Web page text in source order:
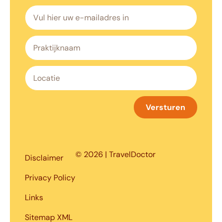
Versturen
Disclaimer
Privacy Policy
Links
Sitemap XML
© 2026 | TravelDoctor